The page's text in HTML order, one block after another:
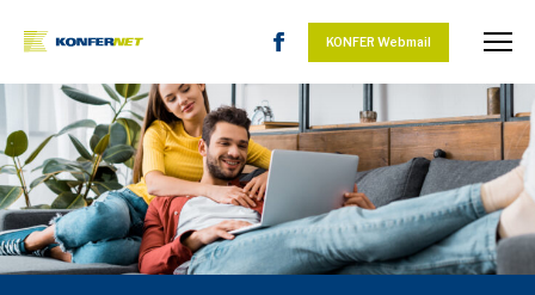
KONFER Webmail